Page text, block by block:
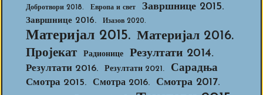
Добротвори 2018. Европа и свет Завршнице 2015.
Завршнице 2016. Изазов 2020.
Материјал 2015. Материјал 2016.
Пројекат Радионице Резултати 2014.
Резултати 2016. Резултати 2021. Сарадња
Смотра 2015. Смотра 2016. Смотра 2017.